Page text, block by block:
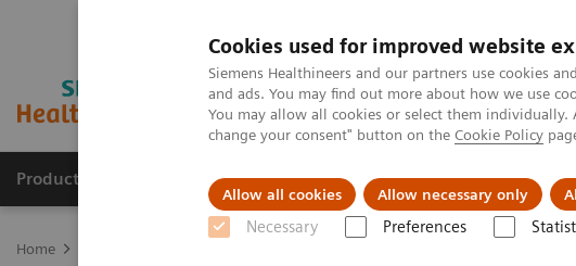
Cookies used for improved website
Siemens Healthineers and our partners use cookies
and ads. You may find out more about how we use
You may allow all cookies or select them individually.
change your consent" button on the Cookie Policy
Allow all cookies Allow necessary only
Necessary Preferences
Productos y servicios Especialidades clínicas
Home